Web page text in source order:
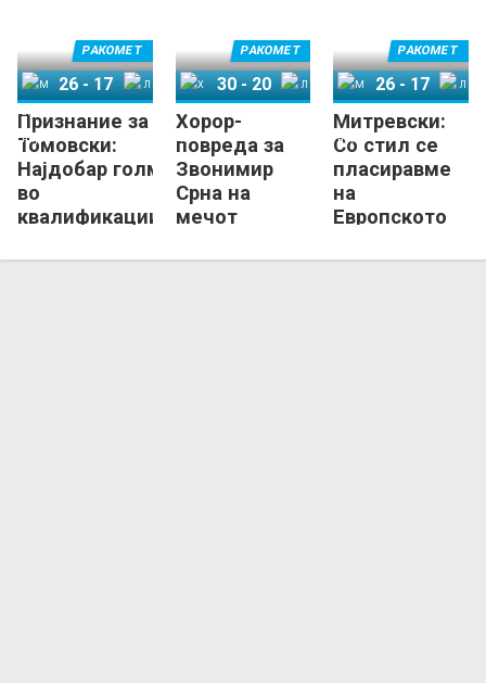
Признание за
Томовски:
Најдобар голман
во
квалификациите!
РАКОМЕТ
Македонија
26 - 17
Литванија
Хорор-
повреда за
Звонимир
Срна на
мечот
Луксембург
РАКОМЕТ
Хрватска
30- 20
Митревски:
Со стил се
пласиравме
на
Европското
таму има што
РАКОМЕТ
Македонија
26- 17